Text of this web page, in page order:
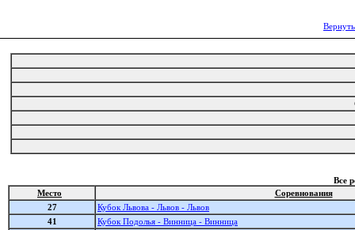
Все
Место
Соревнования
27
Кубок Львова - Львов - Львов
41
Кубок Подолья - Винница - Винница